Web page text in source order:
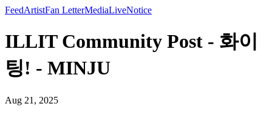
FeedArtistFan LetterMediaLiveNotice
ILLIT Community Post - 화이
팅! - MINJU
Aug 21, 2025